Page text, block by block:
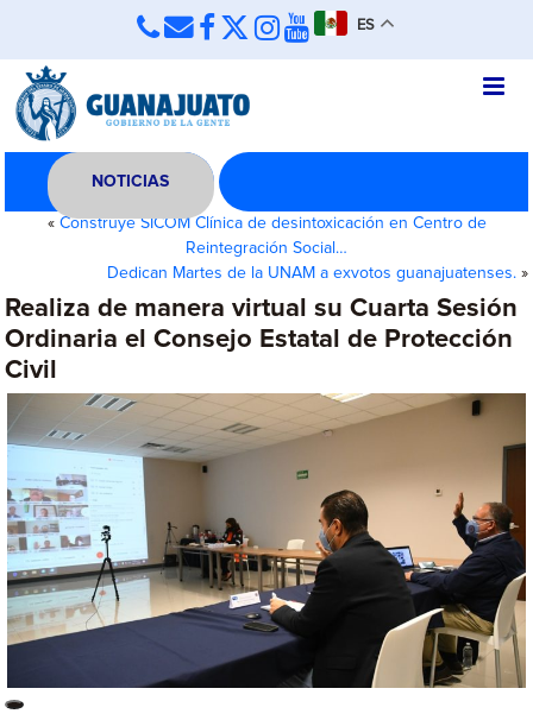
ES
NOTICIAS
« Construye SICOM Clínica de desintoxicación en Centro de
Reintegración Social…
Dedican Martes de la UNAM a exvotos guanajuatenses.»
Realiza de manera virtual su Cuarta Sesión
Ordinaria el Consejo Estatal de Protección
Civil